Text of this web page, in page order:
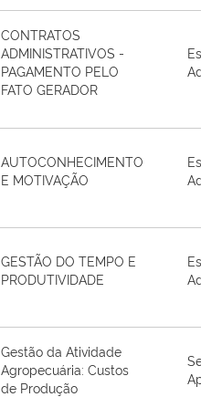
CONTRATOS
ADMINISTRATIVOS -
PAGAMENTO PELO
FATO GERADOR
AUTOCONHECIMENTO
E MOTIVAÇÃO
GESTÃO DO TEMPO E
PRODUTIVIDADE
Gestão da Atividade
Agropecuária: Custos
de Produção